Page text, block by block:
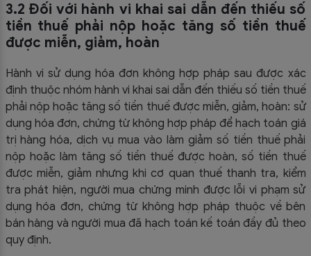
3.2 Đối với hành vi khai sai dẫn đến thiếu số
tiền thuế phải nộp hoặc tăng số tiền thuế
được miễn, giảm, hoàn
Hành vi sử dụng hóa đơn không hợp pháp sau được xác
định thuộc nhóm hành vi khai sai dẫn đến thiếu số tiền thuế
phải nộp hoặc tăng số tiền thuế được miễn, giảm, hoàn: sử
dụng hóa đơn, chứng từ không hợp pháp để hạch toán giá
trị hàng hóa, dịch vụ mua vào làm giảm số tiền thuế phải
nộp hoặc làm tăng số tiền thuế được hoàn, số tiền thuế
được miễn, giảm nhưng khi cơ quan thuế thanh tra, kiểm
tra phát hiện, người mua chứng minh được lỗi vi phạm sử
dụng hóa đơn, chứng từ không hợp pháp thuộc về bên
bán hàng và người mua đã hạch toán kế toán đầy đủ theo
quy định.